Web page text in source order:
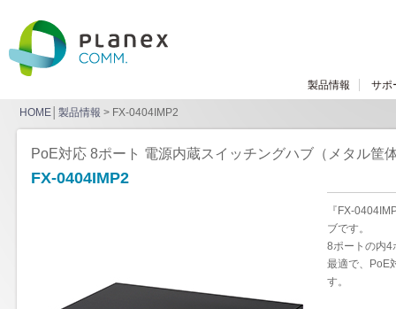
製品情報 サポ
HOME 製品情報 > FX-0404IMP2
PoE対応 8ポート 電源内蔵スイッチングハブ（メタル筐
FX-0404IMP2
『FX-
ブです。
8ポートの内4
最適で、PoE
す。